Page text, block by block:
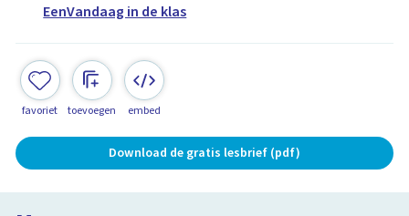
EenVandaag in de klas
favoriet toevoegen embed
Download de gratis lesbrief (pdf)